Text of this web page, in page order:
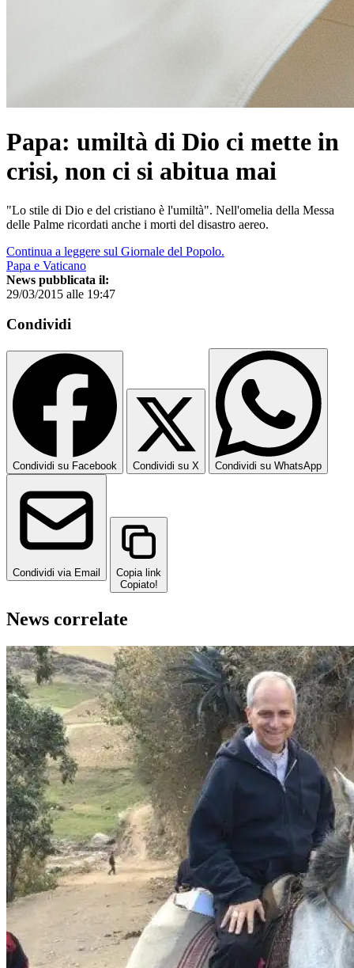
Papa: umiltà di Dio ci mette in
crisi, non ci si abitua mai
"Lo stile di Dio e del cristiano è l'umiltà". Nell'omelia della Messa
delle Palme ricordati anche i morti del disastro aereo.
Continua a leggere sul Giornale del Popolo.
Papa e Vaticano
News pubblicata il:
29/03/2015 alle 19:47
Condividi
Condividi su Facebook Condividi su X Condividi su WhatsApp
Condividi via Email
Copia link
Copiato!
News correlate